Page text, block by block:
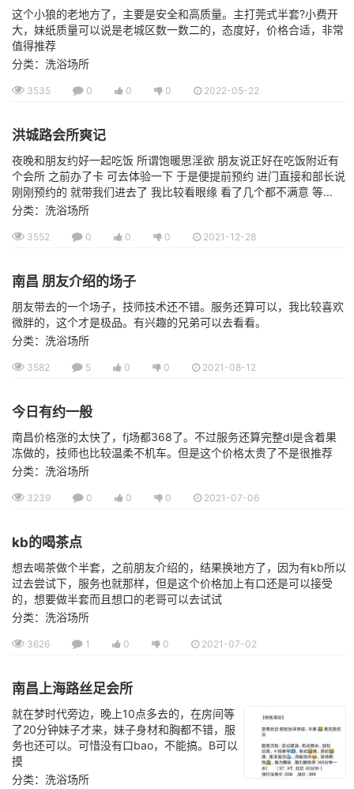
这个小狼的老地方了，主要是安全和高质量。主打莞式半套?小费开
大，妹纸质量可以说是老城区数一数二的，态度好，价格合适，非常
值得推荐
分类：洗浴场所
3535 0 0 0 2022-05-22
洪城路会所爽记
夜晚和朋友约好一起吃饭 所谓饱暖思淫欲 朋友说正好在吃饭附近有
个会所 之前办了卡 可去体验一下 于是便提前预约 进门直接和部长说
刚刚预约的 就带我们进去了 我比较看眼缘 看了几个都不满意 等...
分类：洗浴场所
3552 0 0 0 2021-12-28
南昌 朋友介绍的场子
朋友带去的一个场子，技师技术还不错。服务还算可以，我比较喜欢
微胖的，这个才是极品。有兴趣的兄弟可以去看看。
分类：洗浴场所
3582 5 0 0 2021-08-12
今日有约一般
南昌价格涨的太快了，fj场都368了。不过服务还算完整dl是含着果
冻做的，技师也比较温柔不机车。但是这个价格太贵了不是很推荐
分类：洗浴场所
3239 0 0 0 2021-07-06
kb的喝茶点
想去喝茶做个半套，之前朋友介绍的，结果换地方了，因为有kb所以
过去尝试下，服务也就那样，但是这个价格加上有口还是可以接受
的，想要做半套而且想口的老哥可以去试试
分类：洗浴场所
3626 1 0 0 2021-07-02
南昌上海路丝足会所
就在梦时代旁边，晚上10点多去的，在房间等
了20分钟妹子才来，妹子身材和胸都不错，服
务也还可以。可惜没有口bao，不能搞。B可以
摸
分类：洗浴场所